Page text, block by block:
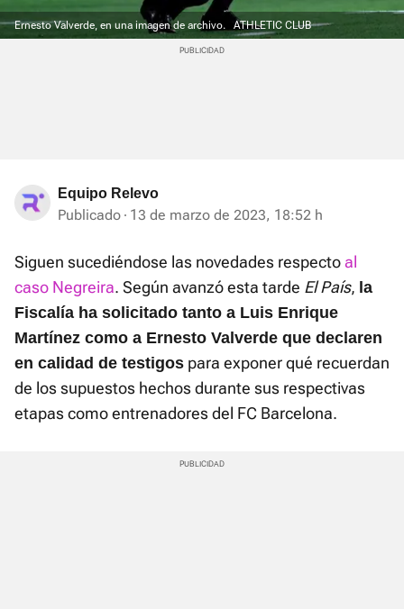
Ernesto Valverde, en una imagen de archivo. ATHLETIC CLUB
Equipo Relevo
Publicado 13 de marzo de 2023, 18:52 h
Siguen sucediéndose las novedades respectoal
caso Negreira. Según avanzó esta tarde El País, la
Fiscalía ha solicitado tanto a Luis Enrique
Martínez como a Ernesto Valverde que declaren
en calidad de testigos para exponer qué recuerdan
de los supuestos hechos durante sus respectivas
etapas como entrenadores del FC Barcelona.